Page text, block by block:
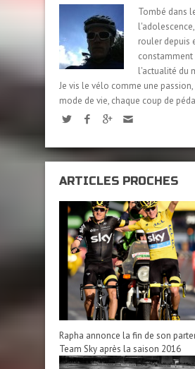
Tombé dans
rouler depuis
constamment
l'actualité du
Je vis le vélo comme une
mode de vie, chaque coup de
ARTICLES PROCHES
Rapha annonce la fin de son
Team Sky après la saison 2016